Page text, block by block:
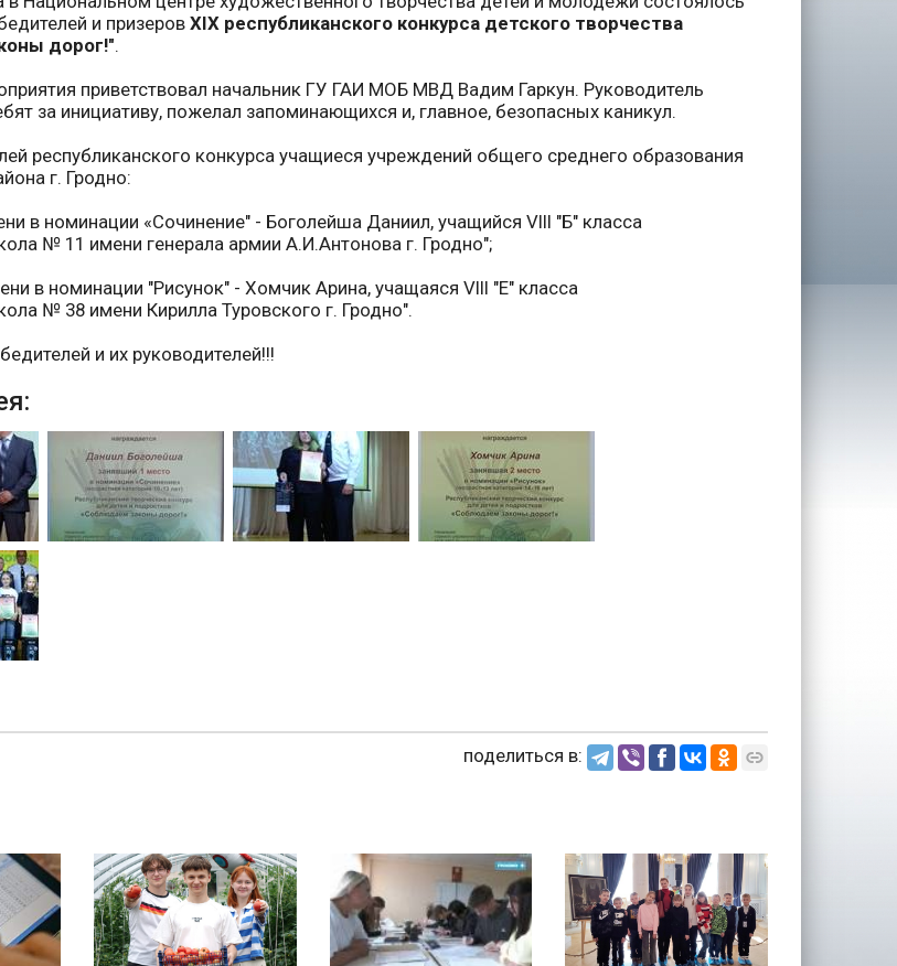
и призеров XIX республиканского конкурса детского творчества
дорог!".
приветствовал начальник ГУ ГАИ МОБ МВД Вадим Гаркун. Руководитель
за инициативу, пожелал запоминающихся и, главное, безопасных каникул.
республиканского конкурса учащиеся учреждений общего среднего образования
г. Гродно:
в номинации «Сочинение" - Боголейша Даниил, учащийся VIII "Б" класса
№ 11 имени генерала армии А.И.Антонова г. Гродно";
в номинации "Рисунок" - Хомчик Арина, учащаяся VIII "Е" класса
№ 38 имени Кирилла Туровского г. Гродно".
и их руководителей!!!
поделиться в: